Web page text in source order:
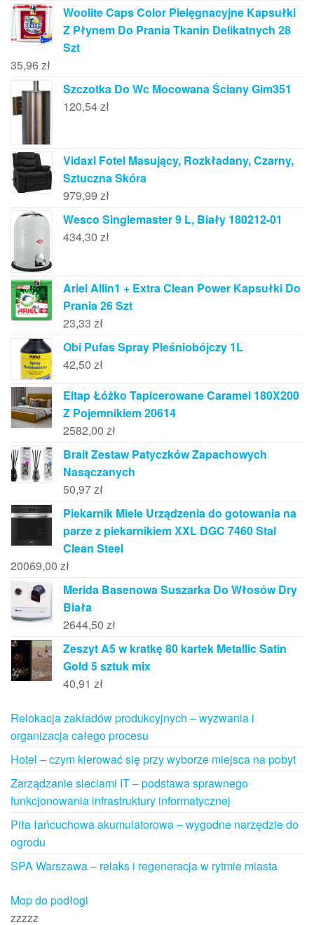
Woolite Caps Color Pielęgnacyjne Kapsułki
Z Płynem Do Prania Tkanin Delikatnych 28
Szt
35,96 zł
Szczotka Do Wc Mocowana Ściany Gim351
120,54zł
Vidaxl Fotel Masujący, Rozkładany, Czarny,
Sztuczna Skóra
979,99 zł
Wesco Singlemaster 9 L, Biały 180212-01
434,30 zł
Ariel Allin1 + Extra Clean Power Kapsułki Do
Prania 26 Szt
23,33 zł
Obi Pufas Spray Pleśniobójczy 1L
42,50 zł
Eltap Łóżko Tapicerowane Caramel 180X200
Z Pojemnikiem 20614
2582,00 zł
Brait Zestaw Patyczków Zapachowych
Nasączanych
50,97zł
Piekarnik Miele Urządzenia do gotowania na
parze z piekarnikiem XXL DGC 7460 Stal
Clean Steel
20069,00 zł
Merida Basenowa Suszarka Do Włosów Dry
Biała
2644,50 zł
Zeszyt A5 w kratkę 80 kartek Metallic Satin
Gold 5 sztuk mix
40,91 zł
Relokacja zakładów produkcyjnych – wyzwania i
organizacja całego procesu
Hotel – czym kierować się przy wyborze miejsca na pobyt
Zarządzanie sieciami IT – podstawa sprawnego
funkcjonowania infrastruktury informatycznej
Piła łańcuchowa akumulatorowa – wygodne narzędzie do
ogrodu
SPA Warszawa – relaks i regeneracja w rytmie miasta
Mop do podłogi
zzzzz